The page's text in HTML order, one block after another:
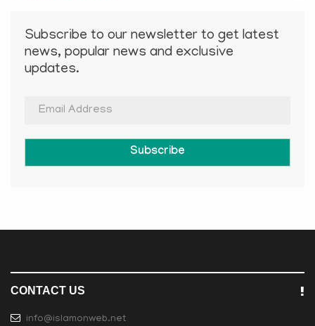
Subscribe to our newsletter to get latest
news, popular news and exclusive
updates.
Subscribe
CONTACT US
info@islamonweb.net